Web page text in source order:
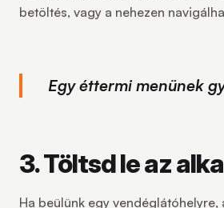
betöltés, vagy a nehezen
Egy éttermi menünek
3. Töltsd le az
Ha beülünk egy